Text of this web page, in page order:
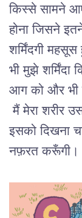
किस्से सामने
होना जिसने
शर्मिंदगी
भी मुझे
आग को और भी
मैं मेरा शरीर
इसको दिखना
नफ़रत करूँगी।